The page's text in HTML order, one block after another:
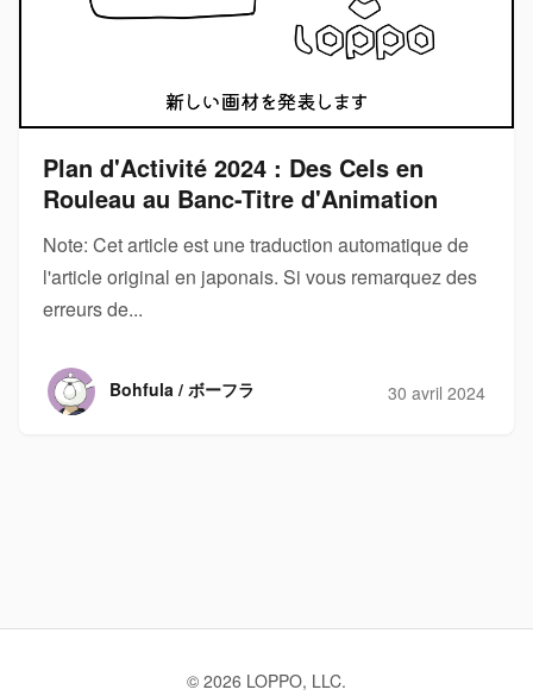
Plan d'Activité 2024 : Des Cels en
Rouleau au Banc-Titre d'Animation
Note: Cet article est une traduction automatique de
l'article original en japonais. Si vous remarquez des
erreurs de...
Bohfula / ボーフラ 30 avril 2024
© 2026 LOPPO, LLC.